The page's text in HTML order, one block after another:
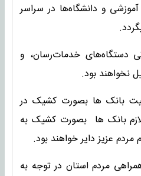
آموزشی و دانشگاه‌ها در سراسر
دستگاه‌های خدمات‌رسان، و
نخواهند بود.
بانک ها بصورت کشیک در
بانک ها بصورت کشیک به
عزیز دایر خواهند بود.
همراهی مردم استان در توجه به